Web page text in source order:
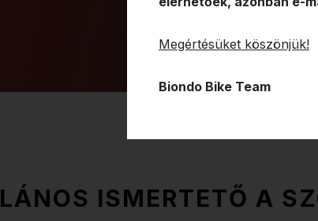
ISMERTETŐ A
Megértésüket köszönjük!
Biondo Bike Team